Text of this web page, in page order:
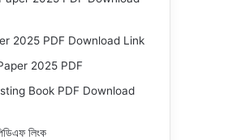
2025 PDF Download Link
2025 PDF
Book PDF Download
লিংক